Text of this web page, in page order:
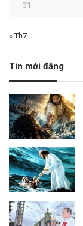
31
« Th7
Tin mới đăng